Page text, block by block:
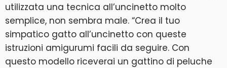
utilizzata una tecnica all’uncinetto molto
semplice, non sembra male. “Crea il tuo
simpatico gatto all’uncinetto con queste
istruzioni amigurumi facili da seguire. Con
questo modello riceverai un gattino di peluche